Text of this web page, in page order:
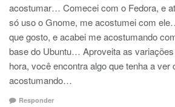
acostumar… Comecei com o Fedora, e
só uso o Gnome, me acostumei com
que gosto, e acabei me acostumando
base do Ubuntu… Aproveita as
hora, você encontra algo que tenha a
acostumando…
Responder